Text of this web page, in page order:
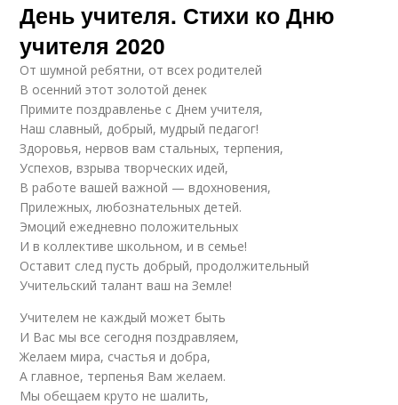
День учителя. Стихи ко Дню
учителя 2020
От шумной ребятни, от всех родителей
В осенний этот золотой денек
Примите поздравленье с Днем учителя,
Наш славный, добрый, мудрый педагог!
Здоровья, нервов вам стальных, терпения,
Успехов, взрыва творческих идей,
В работе вашей важной — вдохновения,
Прилежных, любознательных детей.
Эмоций ежедневно положительных
И в коллективе школьном, и в семье!
Оставит след пусть добрый, продолжительный
Учительский талант ваш на Земле!
Учителем не каждый может быть
И Вас мы все сегодня поздравляем,
Желаем мира, счастья и добра,
А главное, терпенья Вам желаем.
Мы обещаем круто не шалить,